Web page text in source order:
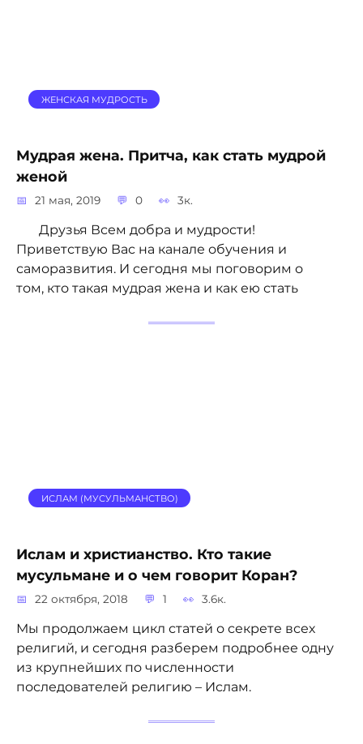
ЖЕНСКАЯ МУДРОСТЬ
Мудрая жена. Притча, как стать мудрой
женой
21 мая, 2019 0 3к.
Друзья Всем добра и мудрости!
Приветствую Вас на канале обучения и
саморазвития. И сегодня мы поговорим о
том, кто такая мудрая жена и как ею стать
ИСЛАМ (МУСУЛЬМАНСТВО)
Ислам и христианство. Кто такие
мусульмане и о чем говорит Коран?
22 октября, 2018 1 3.6к.
Мы продолжаем цикл статей о секрете всех
религий, и сегодня разберем подробнее одну
из крупнейших по численности
последователей религию – Ислам.